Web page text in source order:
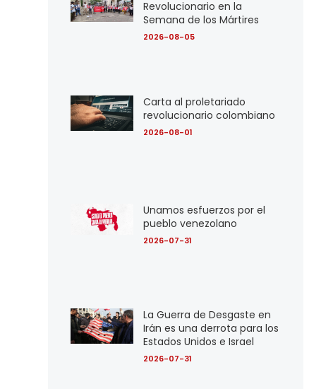
Revolucionario en la
Semana de los Mártires
2026-08-05
Carta al proletariado
revolucionario colombiano
2026-08-01
Unamos esfuerzos por el
pueblo venezolano
2026-07-31
La Guerra de Desgaste en
Irán es una derrota para los
Estados Unidos e Israel
2026-07-31